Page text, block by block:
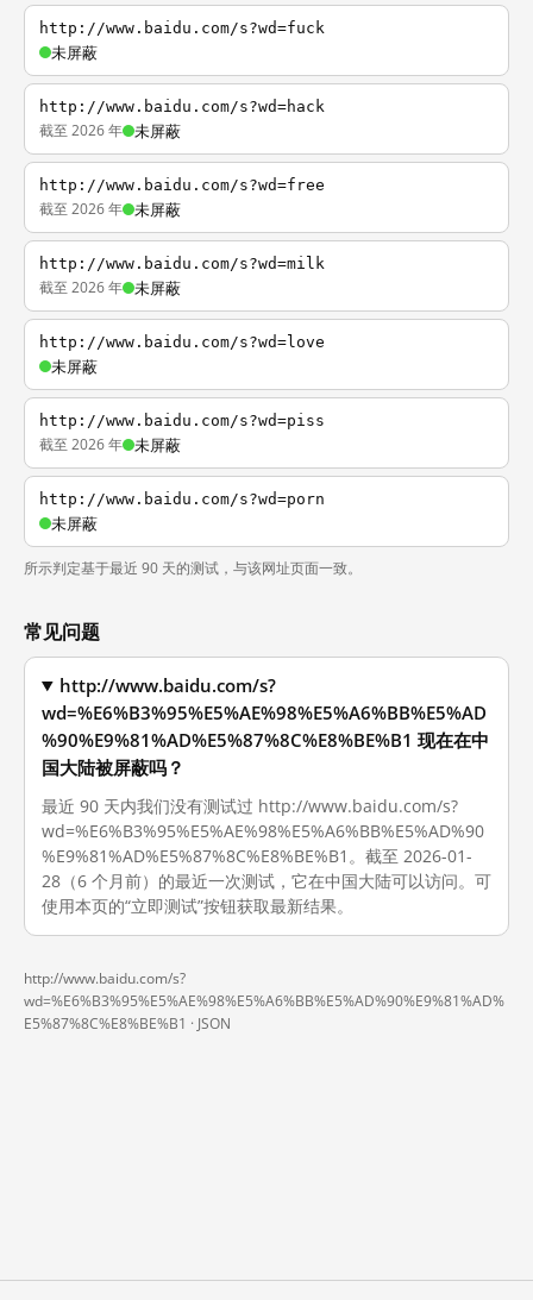
http://www.baidu.com/s?wd=fuck
未屏蔽
http://www.baidu.com/s?wd=hack
截至 2026 年 未屏蔽
http://www.baidu.com/s?wd=free
截至 2026 年 未屏蔽
http://www.baidu.com/s?wd=milk
截至 2026 年 未屏蔽
http://www.baidu.com/s?wd=love
未屏蔽
http://www.baidu.com/s?wd=piss
截至 2026 年 未屏蔽
http://www.baidu.com/s?wd=porn
未屏蔽
所示判定基于最近 90 天的测试，与该网址页面一致。
常见问题
http://www.baidu.com/s?
wd=%E6%B3%95%E5%AE%98%E5%A6%BB%E5%AD
%90%E9%81%AD%E5%87%8C%E8%BE%B1 现在在中
国大陆被屏蔽吗？
最近 90 天内我们没有测试过 http://www.baidu.com/s?
wd=%E6%B3%95%E5%AE%98%E5%A6%BB%E5%AD%90
%E9%81%AD%E5%87%8C%E8%BE%B1。截至 2026-01-
28（6 个月前）的最近一次测试，它在中国大陆可以访问。可
使用本页的“立即测试”按钮获取最新结果。
http://www.baidu.com/s?
wd=%E6%B3%95%E5%AE%98%E5%A6%BB%E5%AD%90%E9%81%AD%
E5%87%8C%E8%BE%B1 · JSON